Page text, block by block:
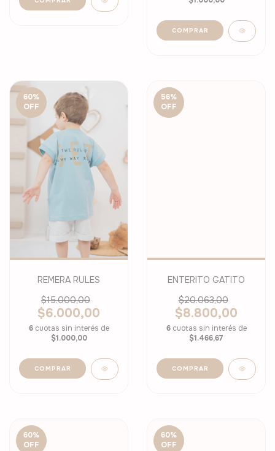
COMPRAR
60%
OFF
REMERA RULES
$15.000,00
$6.000,00
6 cuotas sin interés de
$1.000,00
COMPRAR
56%
OFF
ENTERITO GATITO
$20.063,00
$8.800,00
6 cuotas sin interés de
$1.466,67
COMPRAR
60%
OFF
60%
OFF